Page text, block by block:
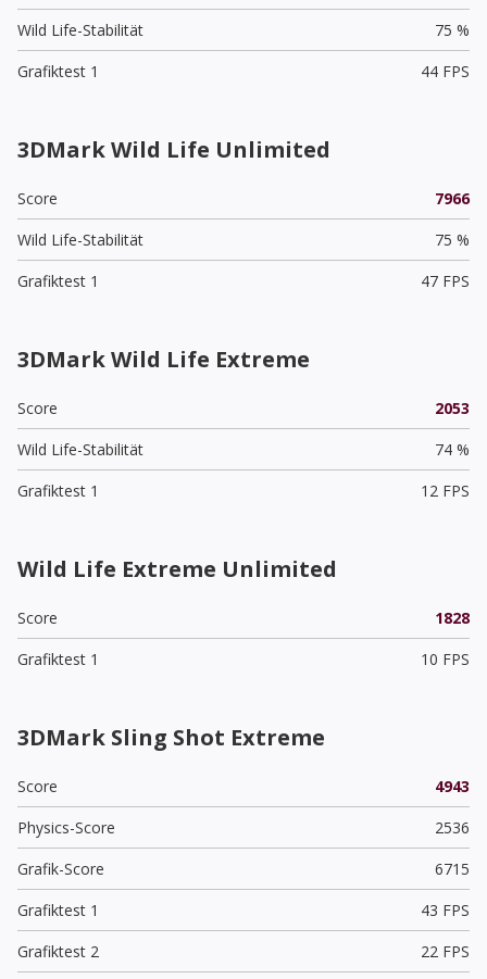
Wild Life-Stabilität
75 %
Grafiktest 1
44 FPS
3DMark Wild Life Unlimited
Score
7966
Wild Life-Stabilität
75 %
Grafiktest 1
47 FPS
3DMark Wild Life Extreme
Score
2053
Wild Life-Stabilität
74 %
Grafiktest 1
12 FPS
Wild Life Extreme Unlimited
Score
1828
Grafiktest 1
10 FPS
3DMark Sling Shot Extreme
Score
4943
Physics-Score
2536
Grafik-Score
6715
Grafiktest 1
43 FPS
Grafiktest 2
22 FPS